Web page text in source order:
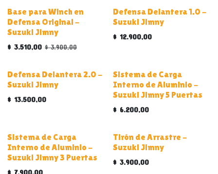
Base para Winch en
Defensa Original -
Suzuki Jimny
$ 3.510,00 $3.900,00
Defensa Delantera 1.0 -
Suzuki Jimny
$ 12.900,00
Defensa Delantera 2.0 -
Suzuki Jimny
$ 13.500,00
ALUMINIO
Sistema de Carga
Interno de Aluminio -
Suzuki Jimny 5 Puertas
$ 6.200,00
ALUMINIO
Sistema de Carga
Interno de Aluminio -
Suzuki Jimny 3 Puertas
$ 7.900,00
Tirón de Arrastre -
Suzuki Jimny
$ 3.900,00